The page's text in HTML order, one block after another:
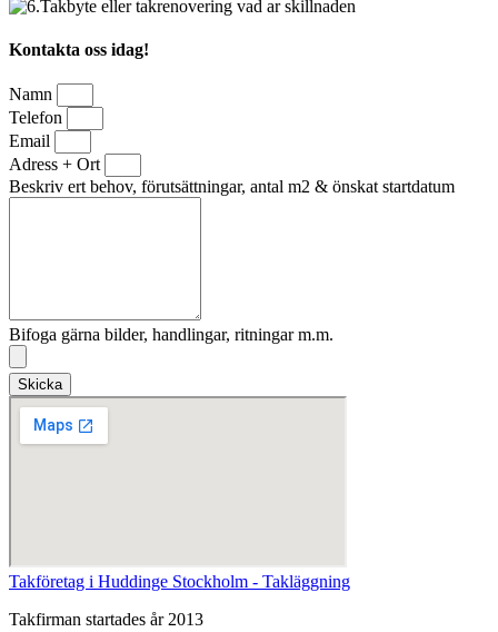
Kontakta oss idag!
Namn
Telefon
Email
Adress + Ort
Beskriv ert behov, förutsättningar, antal m2 & önskat startdatum
Bifoga gärna bilder, handlingar, ritningar m.m.
Skicka
Takföretag i Huddinge Stockholm - Takläggning
Takfirman startades år 2013